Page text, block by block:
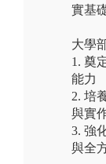
實基
大學
1. 奠
能力
2. 培
與實
3. 強
與全